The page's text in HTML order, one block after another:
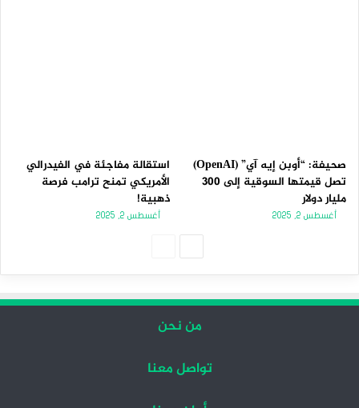
صحيفة: “أوبن إيه آي” (OpenAI)
تصل قيمتها السوقية إلى 300
مليار دولار
أغسطس 2, 2025
استقالة مفاجئة في الفيدرالي
الأمريكي تمنح ترامب فرصة
ذهبية!
أغسطس 2, 2025
من نحن
تواصل معنا